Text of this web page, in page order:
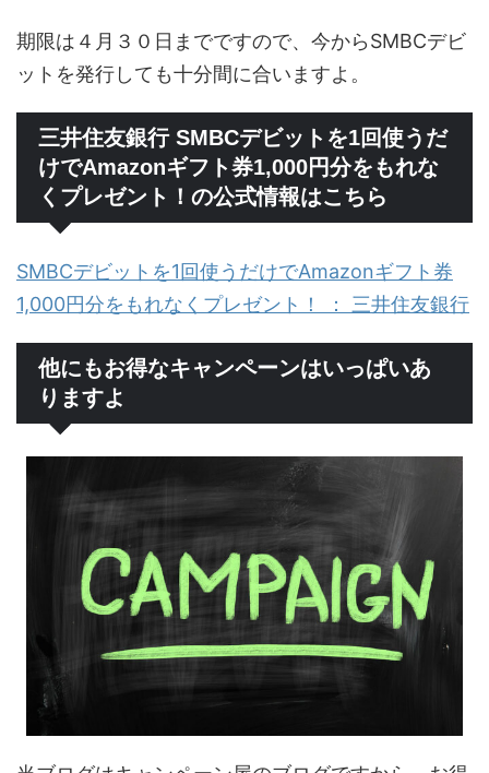
期限は４月３０日までですので、今からSMBCデビ
ットを発行しても十分間に合いますよ。
三井住友銀行 SMBCデビットを1回使うだ
けでAmazonギフト券1,000円分をもれな
くプレゼント！の公式情報はこちら
SMBCデビットを1回使うだけでAmazonギフト券
1,000円分をもれなくプレゼント！ ： 三井住友銀行
他にもお得なキャンペーンはいっぱいあ
りますよ